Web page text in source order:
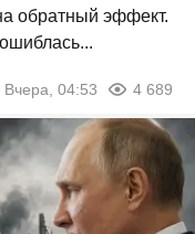
обратный эффект.
Вчера, 04:53 4 689